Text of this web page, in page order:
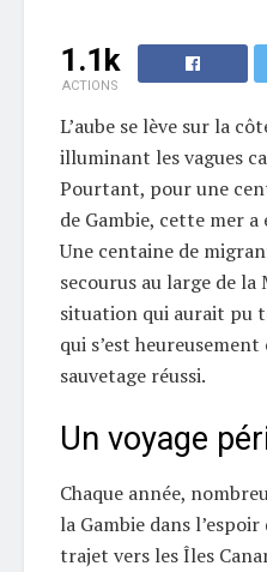
1.1k
ACTIONS
L’aube se lève sur la
illuminant les vagues
Pourtant, pour une
de Gambie, cette mer
Une centaine de
secourus au large de
situation qui aurait pu
qui s’est
sauvetage réussi.
Un voyage
Chaque année,
la Gambie dans
trajet vers les Îles